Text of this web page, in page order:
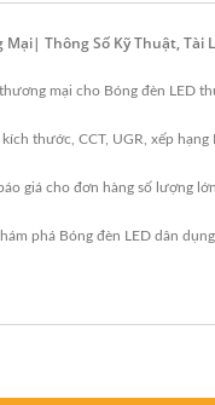
Thông Số Kỹ Thuật, Tài
mại cho Bóng đèn LED
kích thước, CCT, UGR, xếp
giá cho đơn hàng số lượng
phá Bóng đèn LED dân dụng